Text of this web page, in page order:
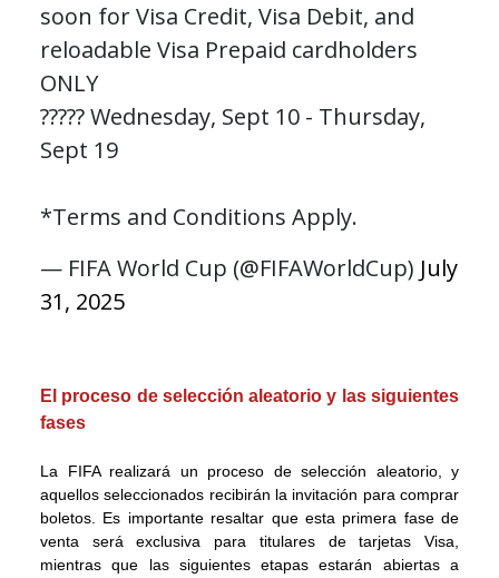
soon for Visa Credit, Visa Debit, and
reloadable Visa Prepaid cardholders
ONLY
????? Wednesday, Sept 10 - Thursday,
Sept 19
*Terms and Conditions Apply.
— FIFA World Cup (@FIFAWorldCup) July
31, 2025
El proceso de selección aleatorio y las siguientes
fases
La FIFA realizará un proceso de selección aleatorio, y
aquellos seleccionados recibirán la invitación para comprar
boletos. Es importante resaltar que esta primera fase de
venta será exclusiva para titulares de tarjetas Visa,
mientras que las siguientes etapas estarán abiertas a